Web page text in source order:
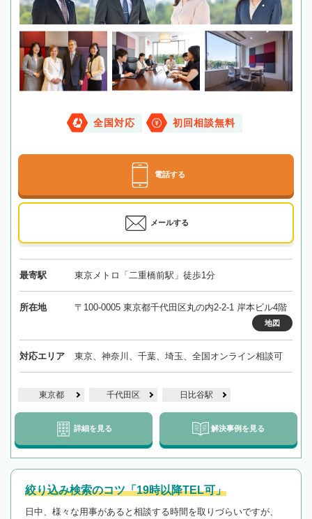
全国対応 初回相談無料
電話する
メールする
最寄駅 東京メトロ「二重橋前駅」徒歩1分
所在地 〒100-0005 東京都千代田区丸の内2-2-1 岸本ビル4階
地図
対応エリア 東京、神奈川、千葉、埼玉、全国オンライン相談可
東京都 千代田区 日比谷駅
詳細を見る 解決事例を見る
絞り込み検索のコツ「19時以降TEL可」
日中、様々な用事があると相談する時間を取りづらいですが、